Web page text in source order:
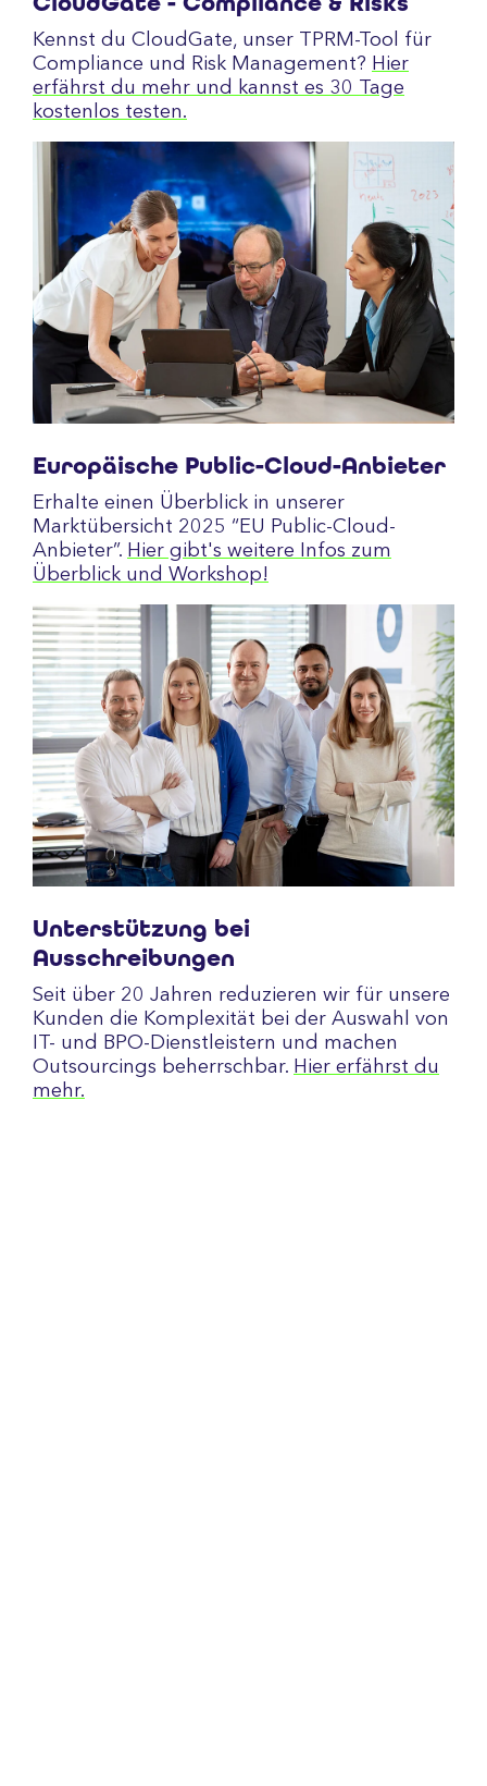
Kennst du CloudGate, unser TPRM-Tool für
Compliance und Risk Management? Hier
erfährst du mehr und kannst es 30 Tage
kostenlos testen.
Europäische Public-Cloud-Anbieter
Erhalte einen Überblick in unserer
Marktübersicht 2025 “EU Public-Cloud-
Anbieter”. Hier gibt's weitere Infos zum
Überblick und Workshop!
Unterstützung bei
Ausschreibungen
Seit über 20 Jahren reduzieren wir für unsere
Kunden die Komplexität bei der Auswahl von
IT- und BPO-Dienstleistern und machen
Outsourcings beherrschbar. Hier erfährst du
mehr.